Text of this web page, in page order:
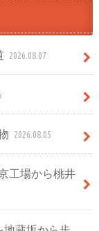
2026.08.07
2026.08.05
工場から桃井